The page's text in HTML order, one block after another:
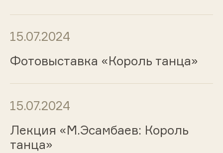
15.07.2024
Фотовыставка «Король танца»
15.07.2024
Лекция «М.Эсамбаев: Король
танца»